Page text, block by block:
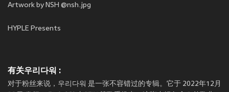
Artwork by NSH @nsh.jpg
HYPLE Presents
有关우리다워 :
对于粉丝来说，우리다워 是一张不容错过的专辑。它于 2022年12月